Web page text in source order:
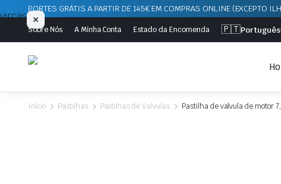
PORTES GRÁTIS A PARTIR DE 145€ EM COMPRAS ONLINE (EXCEPTO
Sobre Nós A Minha Conta Estado da Encomenda 🇵🇹Português
Início Pastilhas Pastilhas de Valvulas Pastilha de valvula de motor